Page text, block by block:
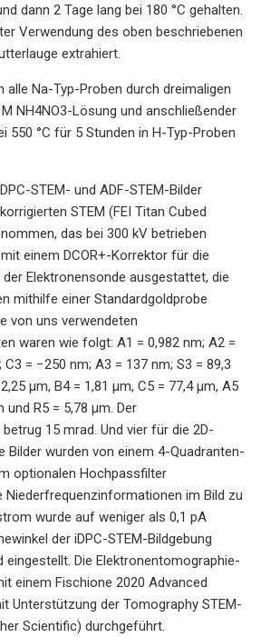
dann 2 Tage lang bei 180 °C gehalten.
Verwendung des oben beschriebenen
extrahiert.
alle Na-Typ-Proben durch dreimaligen
NH4NO3-Lösung und anschließender
550 °C für 5 Stunden in H-Typ-Proben
STEM- und ADF-STEM-Bilder
STEM (FEI Titan Cubed
das bei 300 kV betrieben
einem DCOR+-Korrektor für die
Elektronensonde ausgestattet, die
mithilfe einer Standardgoldprobe
von uns verwendeten
waren wie folgt: A1 = 0,982 nm; A2 =
C3 = −250 nm; A3 = 137 nm; S3 = 89,3
µm, B4 = 1,81 µm, C5 = 77,4 µm, A5
und R5 = 5,78 µm. Der
15 mrad. Und vier für die 2D-
Bilder wurden von einem 4-Quadranten-
optionalen Hochpassfilter
Niederfrequenzinformationen im Bild zu
wurde auf weniger als 0,1 pA
der iDPC-STEM-Bildgebung
Die Elektronentomographie-
einem Fischione 2020 Advanced
Unterstützung der Tomography STEM-
Scientific) durchgeführt.